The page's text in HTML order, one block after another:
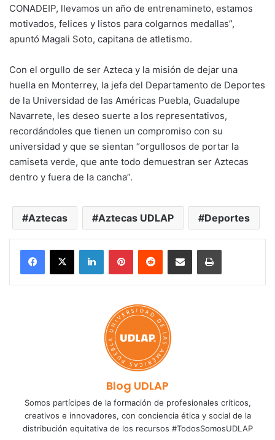
CONADEIP, llevamos un año de entrenamineto, estamos
motivados, felices y listos para colgarnos medallas”,
apuntó Magali Soto, capitana de atletismo.
Con el orgullo de ser Azteca y la misión de dejar una
huella en Monterrey, la jefa del Departamento de Deportes
de la Universidad de las Américas Puebla, Guadalupe
Navarrete, les deseo suerte a los representativos,
recordándoles que tienen un compromiso con su
universidad y que se sientan “orgullosos de portar la
camiseta verde, que ante todo demuestran ser Aztecas
dentro y fuera de la cancha”.
Aztecas Aztecas UDLAP Deportes
LinkedInPinterestReddit Share via Email Print
Blog UDLAP
Somos partícipes de la formación de profesionales críticos,
creativos e innovadores, con conciencia ética y social de la
distribución equitativa de los recursos #TodosSomosUDLAP